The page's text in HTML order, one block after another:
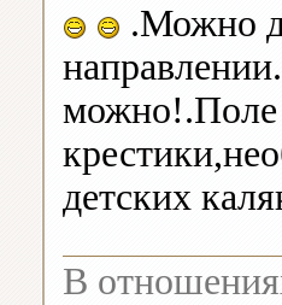
.Можно
можно!.Поле
детских
В